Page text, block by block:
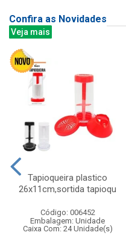
Confira as Novidades
Veja mais
Tapioqueira plastico
26x11cm,sortida tapioqu
Código: 006452
Embalagem: Unidade
Caixa Com: 24 Unidade(s)